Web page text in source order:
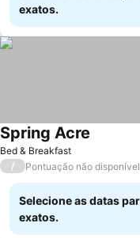
exatos.
Bed & Breakfast
Spring Acre
/ Pontuação não disponível
Selecione as datas
exatos.